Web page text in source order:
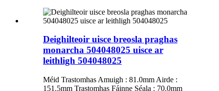
Deighilteoir uisce breosla praghas
monarcha 504048025 uisce ar
leithligh 504048025
Méid Trastomhas Amuigh : 81.0mm Airde :
151.5mm Trastomhas Fáinne Séala : 70.0mm